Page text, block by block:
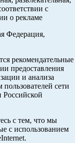
с
о рекламе
Федерация,
рекомендательные
предоставления
и анализа
сети
Российской
с тем, что мы
с использованием